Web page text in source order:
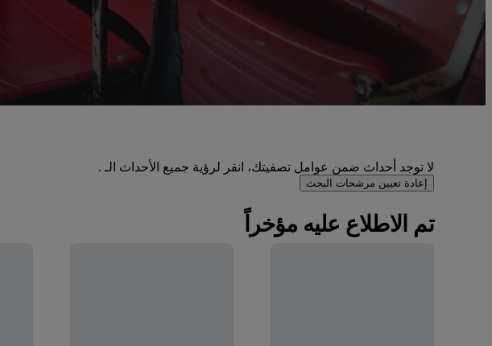
لا توجد أحداث ضمن عوامل تصفيتك، انقر لرؤية جميع الأحداث الـ .
إعادة تعيين مرشحات البحث
تم الاطلاع عليه مؤخراً